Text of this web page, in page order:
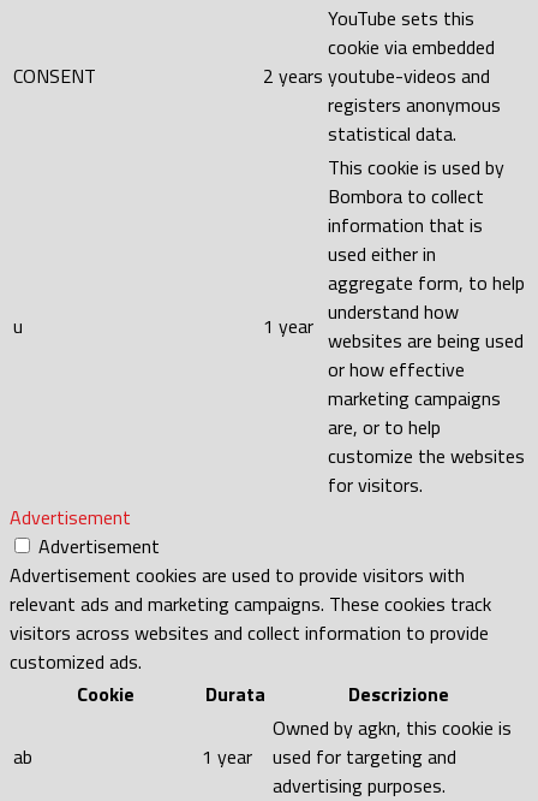
CONSENT 2 years
YouTube sets this
cookie via embedded
youtube-videos and
registers anonymous
statistical data.
u 1 year
This cookie is used by
Bombora to collect
information that is
used either in
aggregate form, to help
understand how
websites are being used
or how effective
marketing campaigns
are, or to help
customize the websites
for visitors.
Advertisement
Advertisement
Advertisement cookies are used to provide visitors with
relevant ads and marketing campaigns. These cookies track
visitors across websites and collect information to provide
customized ads.
Cookie
Durata Descrizione
ab 1 year
Owned by agkn, this cookie is
used for targeting and
advertising purposes.